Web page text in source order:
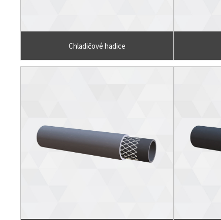
Chladičové hadice